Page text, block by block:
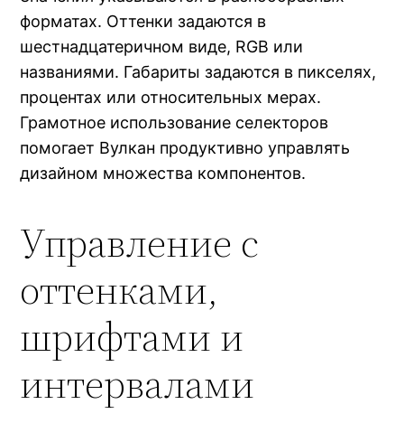
форматах. Оттенки задаются в
шестнадцатеричном виде, RGB или
названиями. Габариты задаются в пикселях,
процентах или относительных мерах.
Грамотное использование селекторов
помогает Вулкан продуктивно управлять
дизайном множества компонентов.
Управление с
оттенками,
шрифтами и
интервалами